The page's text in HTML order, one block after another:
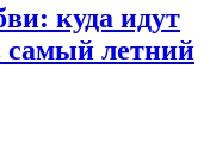
куда идут
самый летний